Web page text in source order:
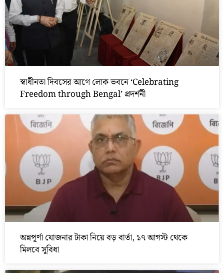
স্বাধীনতা দিবসের আগে লোক ভবনে ‘Celebrating
Freedom through Bengal’ প্রদর্শনী
অন্নপূর্ণা যোজনার টাকা নিয়ে বড় বার্তা, ১৭ আগস্ট থেকে
মিলবে সুবিধা